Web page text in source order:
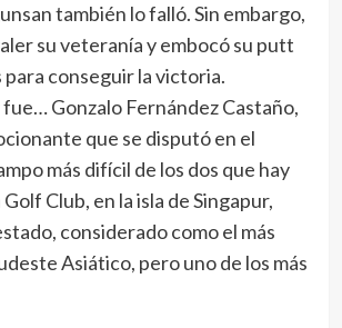
también lo falló. Sin embargo,
su veteranía y embocó su putt
conseguir la victoria.
Gonzalo Fernández Castaño,
que se disputó en el
más difícil de los dos que hay
Club, en la isla de Singapur,
considerado como el más
Asiático, pero uno de los más